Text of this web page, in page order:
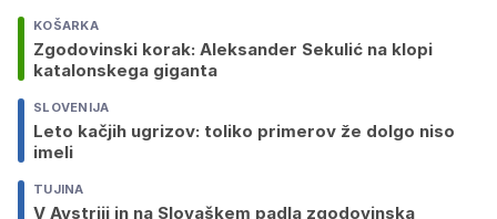
KOŠARKA
Zgodovinski korak: Aleksander Sekulić na klopi
katalonskega giganta
SLOVENIJA
Leto kačjih ugrizov: toliko primerov že dolgo niso
imeli
TUJINA
V Avstriji in na Slovaškem padla zgodovinska